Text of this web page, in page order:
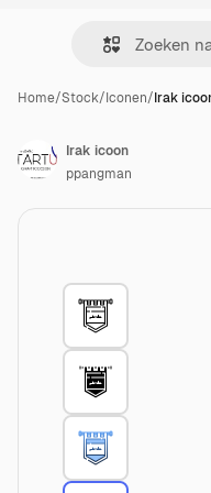
Home/Stock/Iconen/Irak
Irak icoon
ppangman